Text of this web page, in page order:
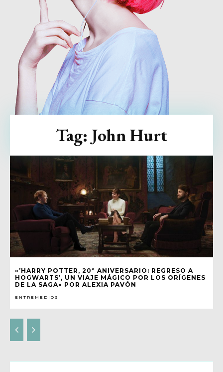
«’HARRY POTTER, 20º ANIVERSARIO: REGRESO A
HOGWARTS’, UN VIAJE MÁGICO POR LOS ORÍGENES
DE LA SAGA» POR ALEXIA PAVÓN
ENTREMEDIOS
Tag: John Hurt